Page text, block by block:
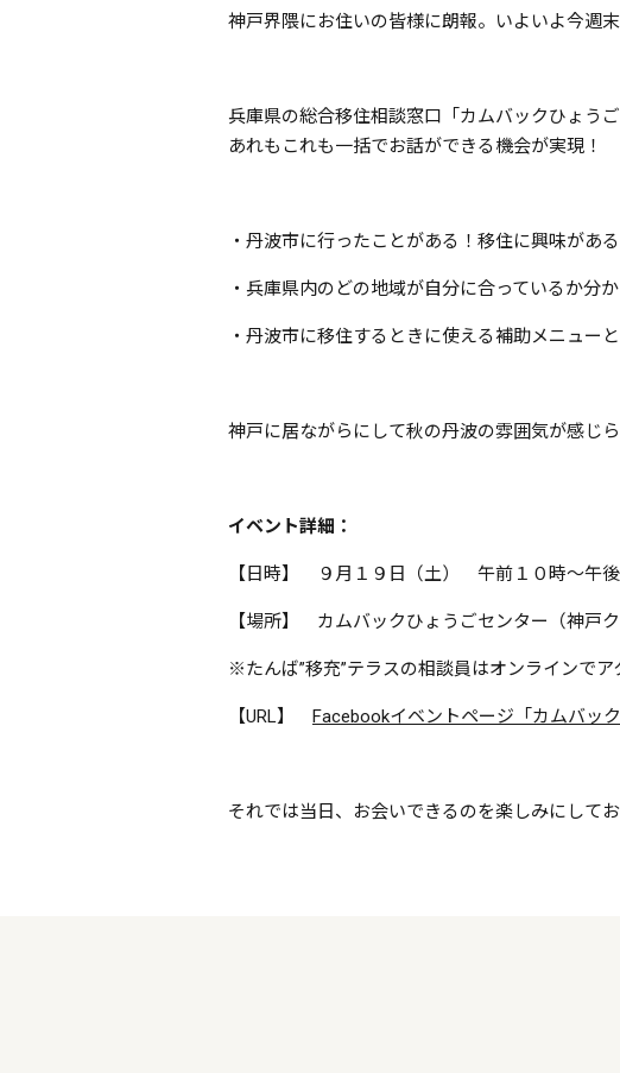
神戸界隈にお住いの皆様に朗報。いよいよ今週
兵庫県の総合移住相談窓口「カムバックひょう
あれもこれも一括でお話ができる機会が実現！
・丹波市に行ったことがある！移住に興味があ
・兵庫県内のどの地域が自分に合っているか分
・丹波市に移住するときに使える補助メニュー
神戸に居ながらにして秋の丹波の雰囲気が感じ
イベント詳細：
【日時】 ９月１９日（土） 午前１０時～午
【場所】 カムバックひょうごセンター（神戸
※たんば”移充”テラスの相談員はオンラインでア
【URL】 Facebookイベントページ「カムバック
それでは当日、お会いできるのを楽しみにしてお